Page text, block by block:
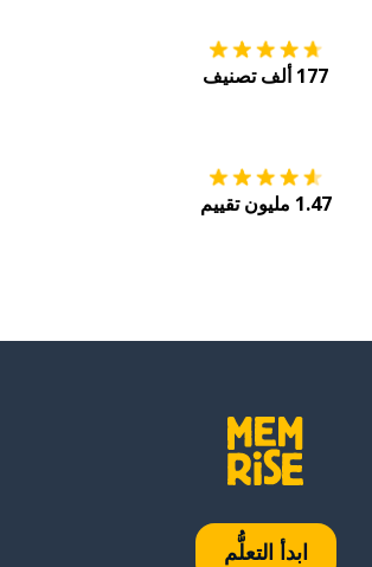
177 ألف تصنيف
1.47 مليون تقييم
ابدأ التعلُّم